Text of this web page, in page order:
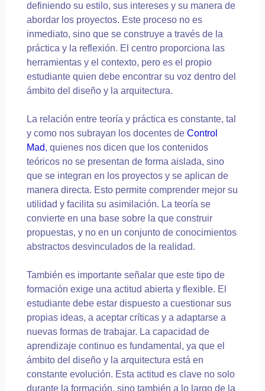
definiendo su estilo, sus intereses y su manera de
abordar los proyectos. Este proceso no es
inmediato, sino que se construye a través de la
práctica y la reflexión. El centro proporciona las
herramientas y el contexto, pero es el propio
estudiante quien debe encontrar su voz dentro del
ámbito del diseño y la arquitectura.
La relación entre teoría y práctica es constante, tal
y como nos subrayan los docentes de Control
Mad, quienes nos dicen que los contenidos
teóricos no se presentan de forma aislada, sino
que se integran en los proyectos y se aplican de
manera directa. Esto permite comprender mejor su
utilidad y facilita su asimilación. La teoría se
convierte en una base sobre la que construir
propuestas, y no en un conjunto de conocimientos
abstractos desvinculados de la realidad.
También es importante señalar que este tipo de
formación exige una actitud abierta y flexible. El
estudiante debe estar dispuesto a cuestionar sus
propias ideas, a aceptar críticas y a adaptarse a
nuevas formas de trabajar. La capacidad de
aprendizaje continuo es fundamental, ya que el
ámbito del diseño y la arquitectura está en
constante evolución. Esta actitud es clave no solo
durante la formación, sino también a lo largo de la